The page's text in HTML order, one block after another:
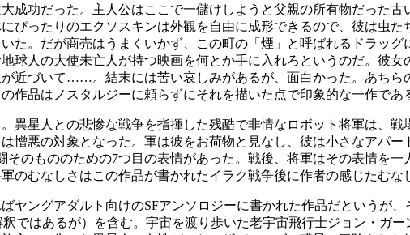
成功だった。主人公はここで一儲けしようと父親の所有物だった
ぴったりのエクソスキンは外観を自由に成形できるので、彼は虫
た。だが商売はうまくいかず、この町の「煙」と呼ばれるドラッ
球人の大使未亡人が持つ映画を何とか手に入れろというのだ。彼
近づいて……。結末には苦い哀しみがあるが、面白かった。あちら
作品はノスタルジーに頼らずにそれを描いた点で印象的な一作であ
異星人との悲惨な戦争を指揮した残酷で非情なロボット将軍は、
憎悪の対象となった。軍は彼をお荷物と見なし、彼は小さなアパ
そのもののための7つ目の表情があった。戦後、将軍はその表情
のむなしさはこの作品が書かれたイラク戦争後に作者の感じたむな
ヤングアダルト向けのSFアンソロジーに書かれた作品だというが
ではあるが）を含む。宇宙を渡り歩いた老宇宙飛行士ジョン・ガ